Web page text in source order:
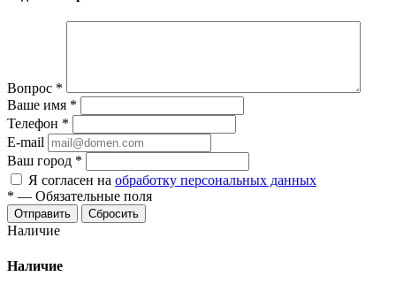
Вопрос *
Ваше имя *
Телефон *
E-mail
Ваш город *
Я согласен на обработку персональных данных
* — Обязательные поля
Сбросить
Наличие
Наличие